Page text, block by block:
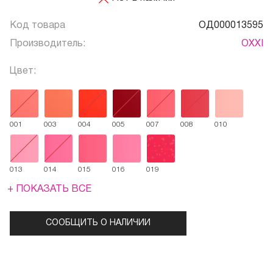
Код товара ОД000013595
Производитель: OXXI
Цвет:
001 003 004 005 007 008 010
013 014 015 016 019
+ ПОКАЗАТЬ ВСЕ
СООБЩИТЬ О НАЛИЧИИ